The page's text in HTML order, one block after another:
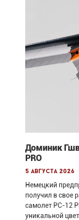
Доминик
PRO
5 августа 2026
Немецкий
получил в свое
самолет PC-12
уникальной